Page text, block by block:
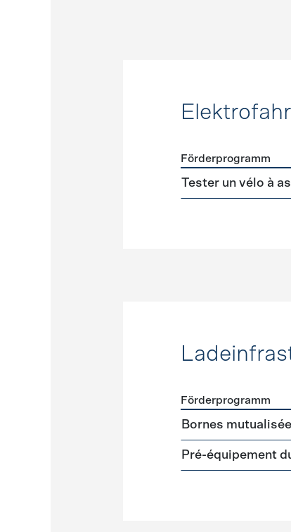
Förderprogramme
Förderprogramm
Tester un vélo à
Förderprogramme
Förderprogramm
Bornes
Pré-équipement